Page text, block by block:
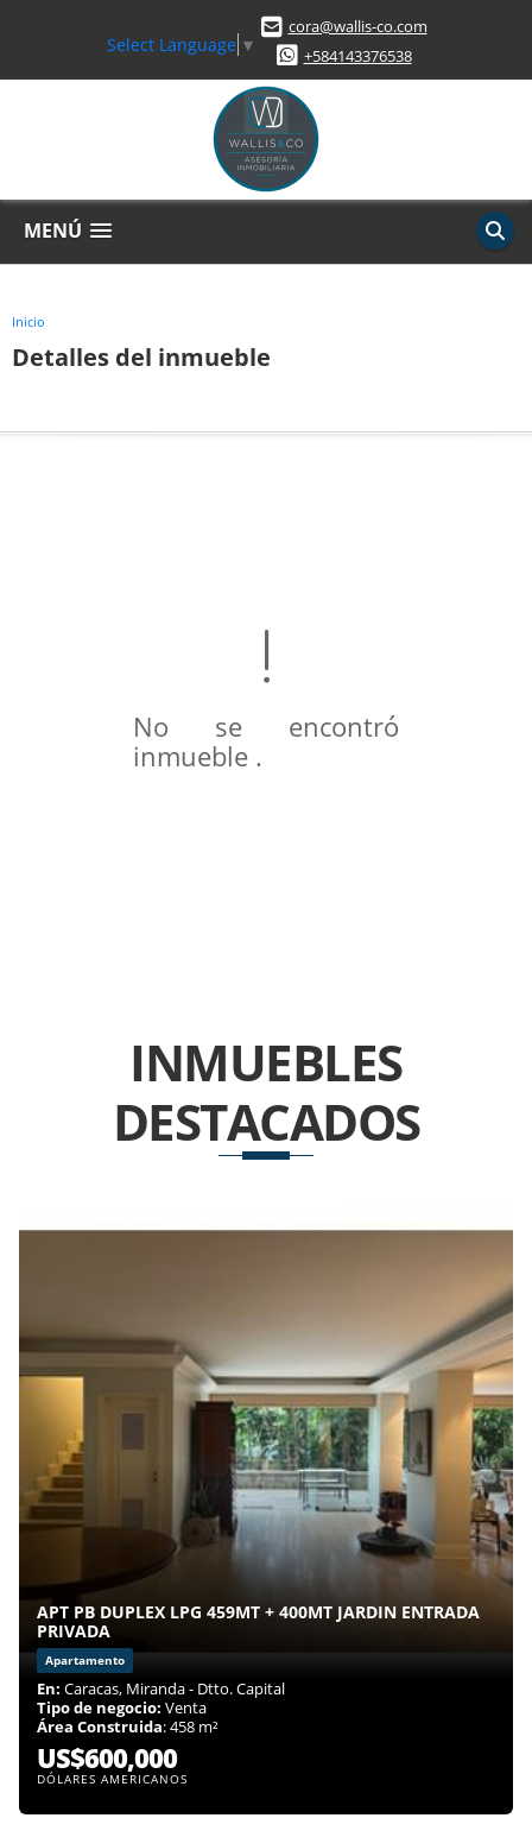
Select Language ▼
cora@wallis-co.com
+584143376538
MENÚ
Inicio
Detalles del inmueble
No se encontró
inmueble .
INMUEBLES
DESTACADOS
APT PB DUPLEX LPG 459MT + 400MT JARDIN ENTRADA
PRIVADA
Apartamento
En: Caracas, Miranda - Dtto. Capital
Tipo de negocio: Venta
Área Construida: 458 m²
US$600,000
DÓLARES AMERICANOS